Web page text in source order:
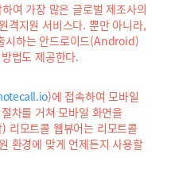
여 가장 많은 글로벌 제조사의
격지원 서비스다. 뿐만 아니라,
시하는 안드로이드(Android)
법도 제공한다.
)에 접속하여 모바일
차를 거쳐 모바일 화면을
리모트콜 웹뷰어는 리모트콜
환경에 맞게 언제든지 사용할